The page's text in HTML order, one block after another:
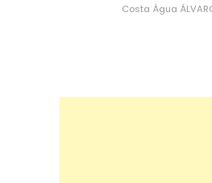
Costa Água